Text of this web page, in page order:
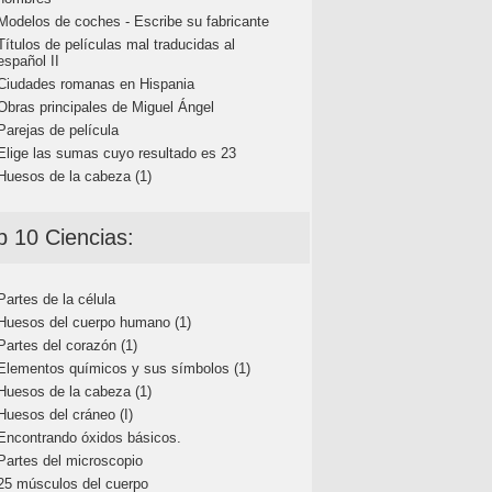
de coches - Escribe su fabricante
de películas mal traducidas al
II
romanas en Hispania
principales de Miguel Ángel
de película
las sumas cuyo resultado es 23
de la cabeza (1)
10 Ciencias:
de la célula
del cuerpo humano (1)
del corazón (1)
químicos y sus símbolos (1)
de la cabeza (1)
del cráneo (I)
óxidos básicos.
del microscopio
músculos del cuerpo